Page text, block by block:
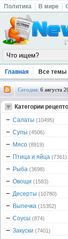
Политика В мире
Главная Все темы
Сегодня: 6 августа
Категории
Салаты (10495)
Супы (4506)
Мясо (8919)
Птица и яйца (7361)
Рыба (3698)
Овощи (1583)
Десерты (10780)
Выпечка (15352)
Соусы (874)
Закуски (7401)